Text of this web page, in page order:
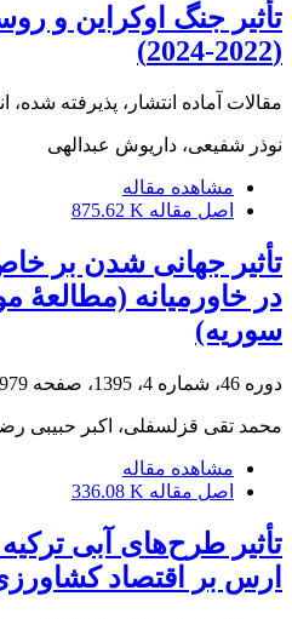
تأثیر جنگ اوکراین و
(2022-2024)
مقالات آماده انتشار، پذیرفته شده،
نوذر شفیعی، داریوش عبدالهی
مشاهده مقاله
اصل مقاله 875.62 K
تأثیر جهانی شدن بر
در خاورمیانه (مطالعۀ
سوریه)
دوره 46، شماره 4، 1395، صفحه 979-994
محمد تقی قزلسفلی، اکبر حبیبی
مشاهده مقاله
اصل مقاله 336.08 K
تأثیر طرح‌های آبی
ارس بر اقتصاد